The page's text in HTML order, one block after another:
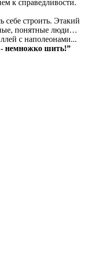
к справедливости.
себе строить. Этакий
понятные люди…
с наполеонами...
- немножко шить!”